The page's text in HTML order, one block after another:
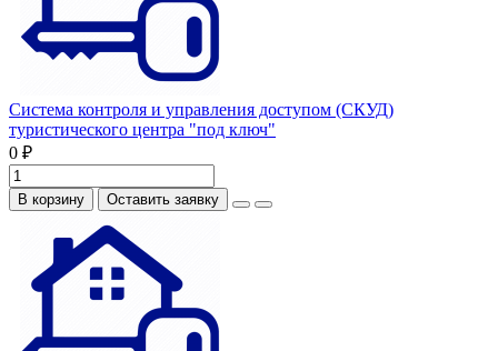
Система контроля и управления доступом (СКУД)
туристического центра "под ключ"
0 ₽
В корзину Оставить заявку